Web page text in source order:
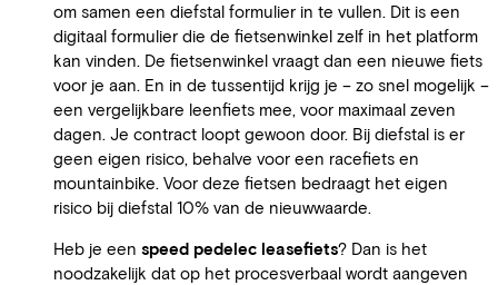
om samen een diefstal formulier in te vullen. Dit is een
digitaal formulier die de fietsenwinkel zelf in het platform
kan vinden. De fietsenwinkel vraagt dan een nieuwe fiets
voor je aan. En in de tussentijd krijg je – zo snel mogelijk –
een vergelijkbare leenfiets mee, voor maximaal zeven
dagen. Je contract loopt gewoon door. Bij diefstal is er
geen eigen risico, behalve voor een racefiets en
mountainbike. Voor deze fietsen bedraagt het eigen
risico bij diefstal 10% van de nieuwwaarde.
Heb je een speed pedelec leasefiets? Dan is het
noodzakelijk dat op het procesverbaal wordt aangeven